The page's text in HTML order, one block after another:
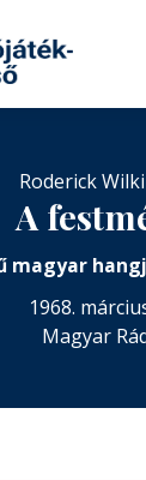
Roderick
A
magyar
1968.
Magyar